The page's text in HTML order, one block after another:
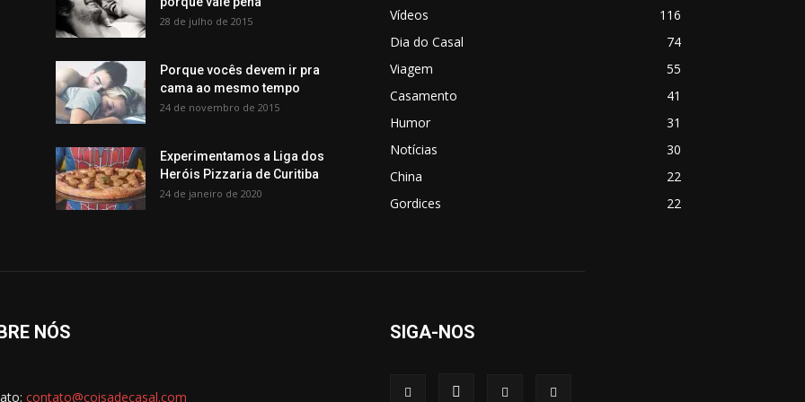
28 de julho de 2015
Porque vocês devem ir pra
cama ao mesmo tempo
24 de novembro de 2015
Experimentamos a Liga dos
Heróis Pizzaria de Curitiba
24 de janeiro de 2020
Vídeos
116
Dia do Casal
74
Viagem
55
Casamento
41
Humor
31
Notícias
30
China
22
Gordices
22
NÓS
contato@coisadecasal.com
SIGA-NOS